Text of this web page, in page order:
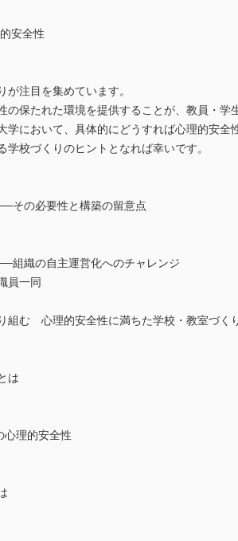
安全性
注目を集めています。
保たれた環境を提供することが、教員・学
において、具体的にどうすれば心理的安全
校づくりのヒントとなれば幸いです。
その必要性と構築の留意点
組織の自主運営化へのチャレンジ
員一同
組む 心理的安全性に満ちた学校・教室づく
は
理的安全性